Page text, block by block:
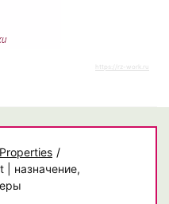
https://rz-work.ru
Properties /
| назначение,